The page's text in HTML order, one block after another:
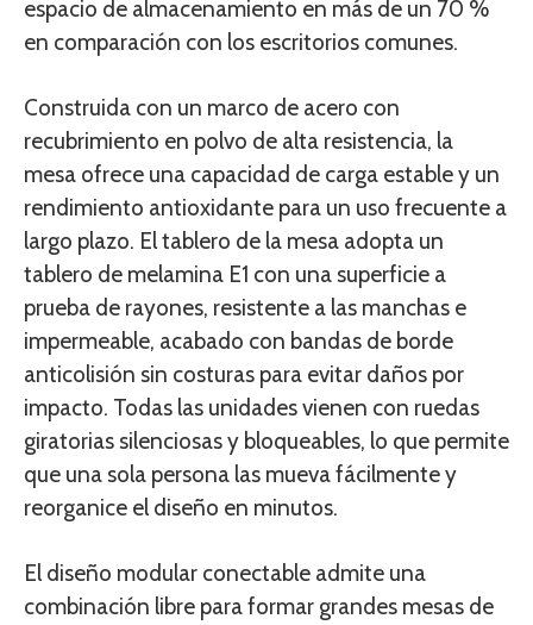
espacio de almacenamiento en más de un 70 %
en comparación con los escritorios comunes.
Construida con un marco de acero con
recubrimiento en polvo de alta resistencia, la
mesa ofrece una capacidad de carga estable y un
rendimiento antioxidante para un uso frecuente a
largo plazo. El tablero de la mesa adopta un
tablero de melamina E1 con una superficie a
prueba de rayones, resistente a las manchas e
impermeable, acabado con bandas de borde
anticolisión sin costuras para evitar daños por
impacto. Todas las unidades vienen con ruedas
giratorias silenciosas y bloqueables, lo que permite
que una sola persona las mueva fácilmente y
reorganice el diseño en minutos.
El diseño modular conectable admite una
combinación libre para formar grandes mesas de